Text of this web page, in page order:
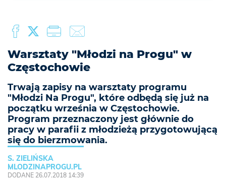
Warsztaty "Młodzi na Progu" w
Częstochowie
Trwają zapisy na warsztaty programu
"Młodzi Na Progu", które odbędą się już na
początku września w Częstochowie.
Program przeznaczony jest głównie do
pracy w parafii z młodzieżą przygotowującą
się do bierzmowania.
S. ZIELIŃSKA
MLODZINAPROGU.PL
DODANE 26.07.2018 14:39